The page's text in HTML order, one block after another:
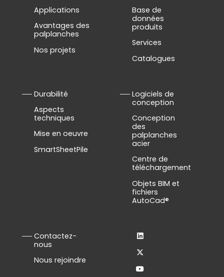
Applications
Avantages des
palplanches
Nos projets
Base de
données
produits
Services
Catalogues
Durabilité
Aspects
techniques
Mise en oeuvre
SmartSheetPile
Logiciels de
conception
Conception
des
palplanches
acier
Centre de
téléchargement
Objets BIM et
fichiers
AutoCad®
Contactez-
nous
Nous rejoindre